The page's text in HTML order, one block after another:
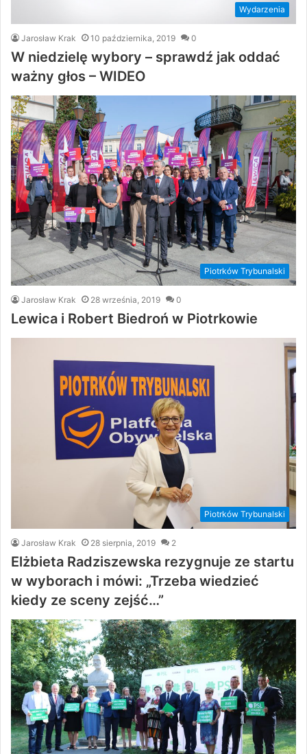
Wydarzenia
Jarosław Krak 10 października, 2019 0
W niedzielę wybory – sprawdź jak oddać
ważny głos – WIDEO
Piotrków Trybunalski
Jarosław Krak 28 września, 2019 0
Lewica i Robert Biedroń w Piotrkowie
Piotrków Trybunalski
Jarosław Krak 28 sierpnia, 2019 2
Elżbieta Radziszewska rezygnuje ze startu
w wyborach i mówi: „Trzeba wiedzieć
kiedy ze sceny zejść…”